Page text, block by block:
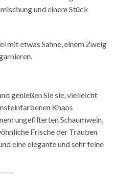
und einem Stück
mit etwas Sahne, einem Zweig
genießen Sie sie, vielleicht
Khaos
ungefilterten Schaumwein,
Frische der Trauben
eine elegante und sehr feine